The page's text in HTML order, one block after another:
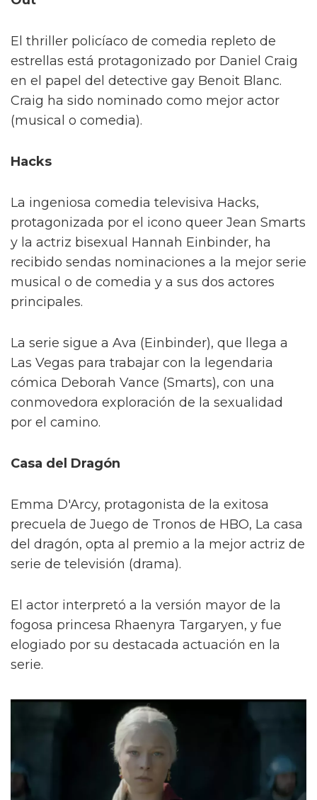
El thriller policíaco de comedia repleto de
estrellas está protagonizado por Daniel Craig
en el papel del detective gay Benoit Blanc.
Craig ha sido nominado como mejor actor
(musical o comedia).
Hacks
La ingeniosa comedia televisiva Hacks,
protagonizada por el icono queer Jean Smarts
y la actriz bisexual Hannah Einbinder, ha
recibido sendas nominaciones a la mejor serie
musical o de comedia y a sus dos actores
principales.
La serie sigue a Ava (Einbinder), que llega a
Las Vegas para trabajar con la legendaria
cómica Deborah Vance (Smarts), con una
conmovedora exploración de la sexualidad
por el camino.
Casa del Dragón
Emma D'Arcy, protagonista de la exitosa
precuela de Juego de Tronos de HBO, La casa
del dragón, opta al premio a la mejor actriz de
serie de televisión (drama).
El actor interpretó a la versión mayor de la
fogosa princesa Rhaenyra Targaryen, y fue
elogiado por su destacada actuación en la
serie.